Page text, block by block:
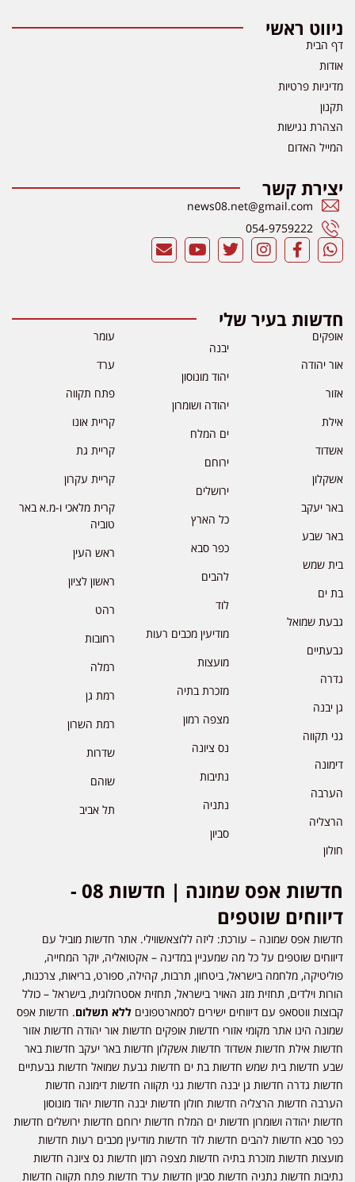
ניווט ראשי
דף הבית
אודות
מדיניות פרטיות
תקנון
הצהרת נגישות
המייל האדום
יצירת קשר
news08.net@gmail.com
054-9759222
חדשות בעיר שלי
אופקים
אור יהודה
אזור
אילת
אשדוד
אשקלון
באר יעקב
באר שבע
בית שמש
בת ים
גבעת שמואל
גבעתיים
גדרה
גן יבנה
גני תקווה
דימונה
הערבה
הרצליה
חולון
יבנה
יהוד מונוסון
יהודה ושומרון
ים המלח
ירוחם
ירושלים
כל הארץ
כפר סבא
להבים
לוד
מודיעין מכבים רעות
מועצות
מזכרת בתיה
מצפה רמון
נס ציונה
נתיבות
נתניה
סביון
עומר
ערד
פתח תקווה
קריית אונו
קריית גת
קריית עקרון
קרית מלאכי ו-מ.א באר
טוביה
ראש העין
ראשון לציון
רהט
רחובות
רמלה
רמת גן
רמת השרון
שדרות
שוהם
תל אביב
חדשות אפס שמונה | חדשות 08 -
דיווחים שוטפים
חדשות אפס שמונה – עורכת: ליזה ללוצאשווילי. אתר חדשות מוביל עם
דיווחים שוטפים על כל מה שמעניין במדינה – אקטואליה, יוקר המחייה,
פוליטיקה, מלחמה בישראל, ביטחון, תרבות, קהילה, ספורט, בריאות, צרכנות,
הורות וילדים, תחזית מזג האויר בישראל, תחזית אסטרולוגית, בישראל – כולל
קבוצות ווטסאפ עם דיווחים ישירים לסמארטפונים ללא תשלום. חדשות אפס
שמונה הינו אתר מקומי אזורי חדשות אופקים חדשות אור יהודה חדשות אזור
חדשות אילת חדשות אשדוד חדשות אשקלון חדשות באר יעקב חדשות באר
שבע חדשות בית שמש חדשות בת ים חדשות גבעת שמואל חדשות גבעתיים
חדשות גדרה חדשות גן יבנה חדשות גני תקווה חדשות דימונה חדשות
הערבה חדשות הרצליה חדשות חולון חדשות יבנה חדשות יהוד מונוסון
חדשות יהודה ושומרון חדשות ים המלח חדשות ירוחם חדשות ירושלים חדשות
כפר סבא חדשות להבים חדשות לוד חדשות מודיעין מכבים רעות חדשות
מועצות חדשות מזכרת בתיה חדשות מצפה רמון חדשות נס ציונה חדשות
נתיבות חדשות נתניה חדשות סביון חדשות ערד חדשות פתח תקווה חדשות